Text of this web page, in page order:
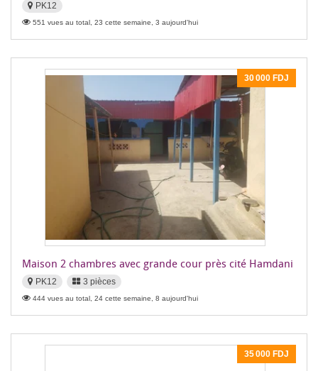
PK12
551 vues au total, 23 cette semaine, 3 aujourd'hui
30 000 FDJ
Maison 2 chambres avec grande cour près cité Hamdani
PK12 3 pièces
444 vues au total, 24 cette semaine, 8 aujourd'hui
35 000 FDJ